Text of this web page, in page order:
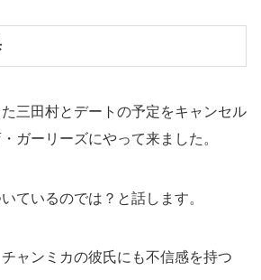
三田村とデートの予定をキャンセル
ガーリーズにやって来ました。
ているのでは？と話します。
ャンミカの彼氏にも不信感を持つ